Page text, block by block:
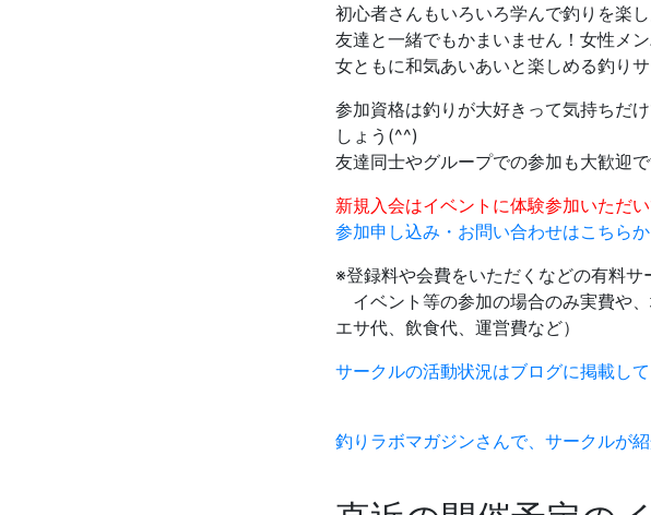
初心者さんもいろいろ学んで釣りを楽
友達と一緒でもかまいません！女性メ
女ともに和気あいあいと楽しめる釣りサ
参加資格は釣りが大好きって気持ちだ
しょう(^^)
友達同士やグループでの参加も大歓迎で
新規入会はイベントに体験参加いただ
参加申し込み・お問い合わせはこちら
※登録料や会費をいただくなどの有料サ
イベント等の参加の場合のみ実費や
エサ代、飲食代、運営費など）
サークルの活動状況はブログに掲載し
釣りラボマガジンさんで、サークルが紹